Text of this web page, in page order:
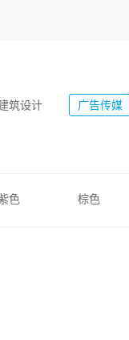
筑设计 广告传媒
色 棕色